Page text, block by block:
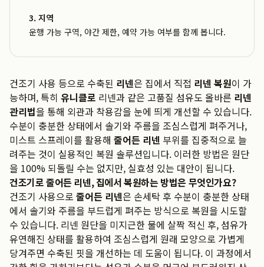
3. 지역
운행 가능 구역, 야간 제한, 예약 가능 여부를 함께 봅니다.
건조기 사용 등으로 수축된 리넨은 집에서 직접 리넨 복원이 가
능하며, 특히 유니클로 리넨과 같은 고품질 섬유도 올바른 리넨
관리법을 통해 외관과 착용감을 눈에 띄게 개선할 수 있습니다.
수분이 충분한 상태에서 솔기와 주름을 조심스럽게 펴주거나,
미스트 스프레이를 활용해 줄어든 리넨 부위를 집중적으로 늘
려주는 것이 실용적인 복원 솔루션입니다. 이러한 방법은 원단
을 100% 되돌릴 수는 없지만, 실효성 있는 대안이 됩니다.
건조기로 줄어든 리넨, 집에서 복원하는 방법은 무엇인가요?
건조기 사용으로 줄어든 리넨은 손세탁 후 수분이 충분한 상태
에서 솔기와 주름을 부드럽게 펴주는 방식으로 복원을 시도할
수 있습니다. 리넨 원단을 미지근한 물에 살짝 적신 후, 섬유가
유연해진 상태를 활용하여 조심스럽게 원래 모양으로 가볍게
당겨주면 수축된 핏을 개선하는 데 도움이 됩니다. 이 과정에서